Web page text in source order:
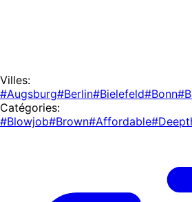
Villes:
#Augsburg#Berlin#Bielefeld#Bonn
Catégories:
#Blowjob#Brown#Affordable